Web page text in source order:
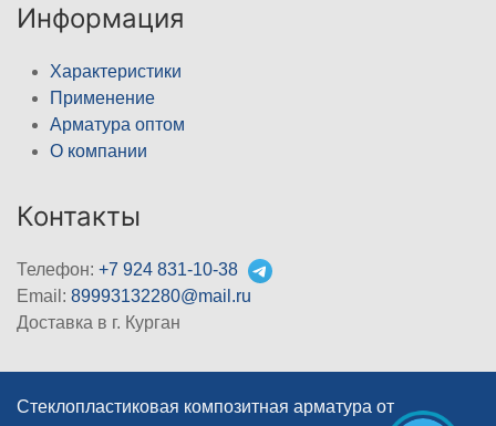
Информация
Характеристики
Применение
Арматура оптом
О компании
Контакты
Телефон: +7 924 831-10-38
Email: 89993132280@mail.ru
Доставка в г. Курган
Стеклопластиковая композитная арматура от